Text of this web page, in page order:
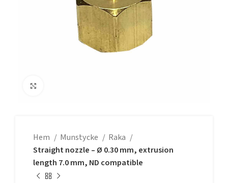
Hem Munstycke
Raka
Straight nozzle – Ø 0.30 mm, extrusion
length 7.0 mm, ND compatible